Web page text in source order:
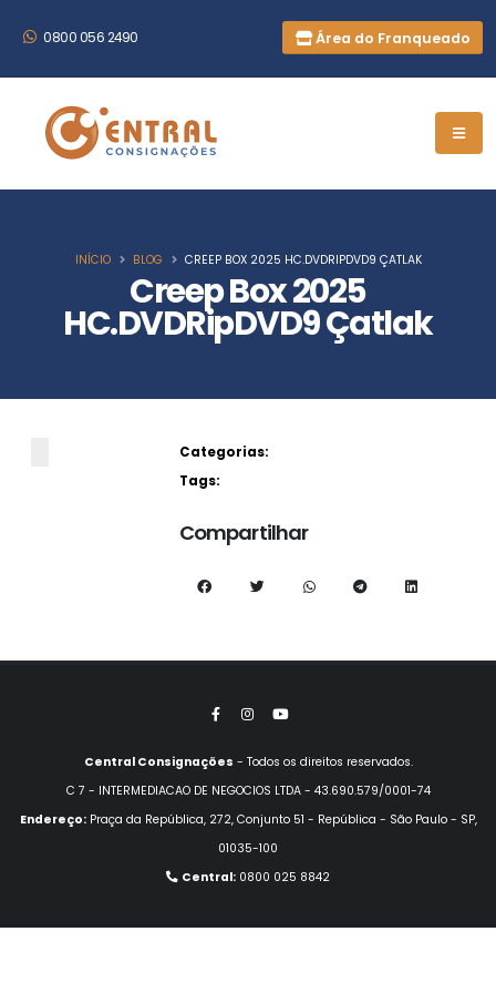
0800 056 2490 Área do Franqueado
Creep Box 2025
HC.DVDRipDVD9 Çatlak
INÍCIO BLOG CREEP BOX 2025 HC.DVDRIPDVD9 ÇATLAK
Categorias:
Tags:
Compartilhar
Central Consignações - Todos os direitos reservados.
C 7 - INTERMEDIACAO DE NEGOCIOS LTDA - 43.690.579/0001-74
Endereço:Praça da República, 272, Conjunto 51 - República - São Paulo - SP,
01035-100
Central: 0800 025 8842